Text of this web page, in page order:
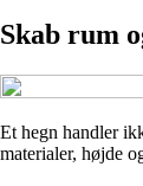
Skab rum
Et hegn handler
materialer, højde